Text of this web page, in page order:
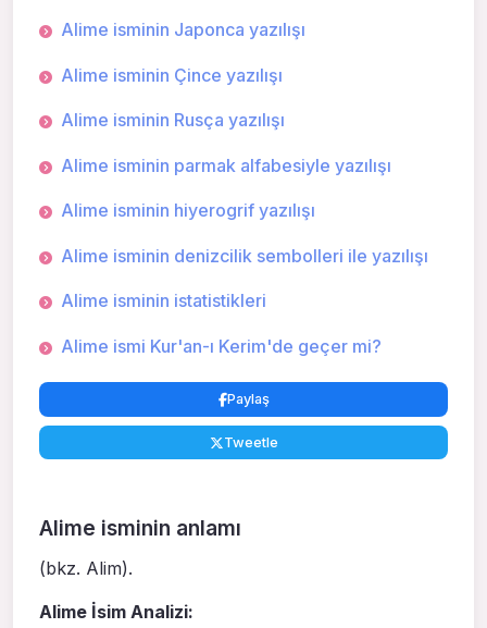
Alime isminin Japonca yazılışı
Alime isminin Çince yazılışı
Alime isminin Rusça yazılışı
Alime isminin parmak alfabesiyle yazılışı
Alime isminin hiyerogrif yazılışı
Alime isminin denizcilik sembolleri ile yazılışı
Alime isminin istatistikleri
Alime ismi Kur'an-ı Kerim'de geçer mi?
Paylaş
Tweetle
Alime isminin anlamı
(bkz. Alim).
Alime İsim Analizi: